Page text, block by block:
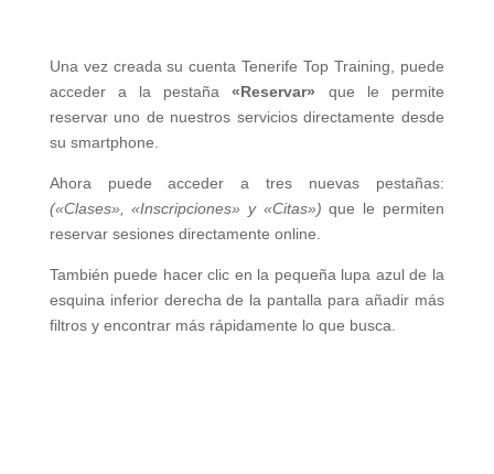
Una vez creada su cuenta Tenerife Top Training, puede
acceder a la pestaña«Reservar» que le permite
reservar uno de nuestros servicios directamente desde
su smartphone.
Ahora puede acceder a tres nuevas pestañas:
(«Clases», «Inscripciones» y «Citas») que le permiten
reservar sesiones directamente online.
También puede hacer clic en la pequeña lupa azul de la
esquina inferior derecha de la pantalla para añadir más
filtros y encontrar más rápidamente lo que busca.